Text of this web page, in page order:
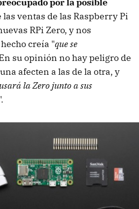
por la posible
las ventas de las Raspberry Pi
RPi Zero, y nos
creía "que se
su opinión no hay peligro de
afecten a las de la otra, y
la Zero junto a sus